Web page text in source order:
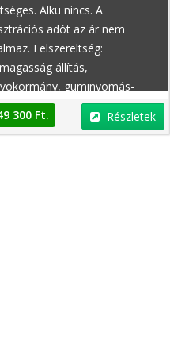
Alku nincs. A
adót az ár nem
Felszereltség:
állítás,
guminyomás-
rendszer, tempomat,
színezett üveg,
300 Ft. Részletek